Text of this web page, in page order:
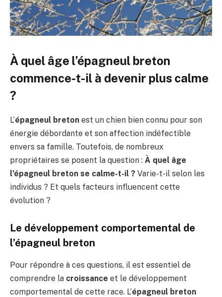
À quel âge l’épagneul breton
commence-t-il à devenir plus calme
?
L’épagneul breton est un chien bien connu pour son
énergie débordante et son affection indéfectible
envers sa famille. Toutefois, de nombreux
propriétaires se posent la question : À quel âge
l’épagneul breton se calme-t-il ? Varie-t-il selon les
individus ? Et quels facteurs influencent cette
évolution ?
Le développement comportemental de
l’épagneul breton
Pour répondre à ces questions, il est essentiel de
comprendre la croissance et le développement
comportemental de cette race. L’épagneul breton